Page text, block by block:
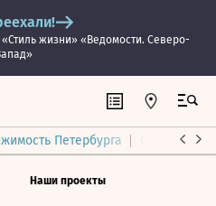
жизни» «Ведомости. Северо-
Петербурга Ситуация
Наши проекты